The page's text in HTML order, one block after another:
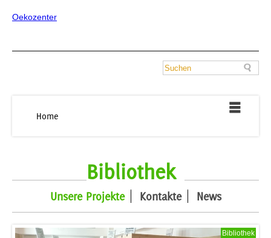
Oekozenter
Home
Bibliothek
Unsere Projekte Kontakte News
Bibliothek